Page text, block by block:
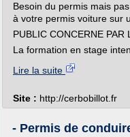
Besoin du permis mais
à votre permis voiture sur
PUBLIC CONCERNE PAR
La formation en stage
Lire la suite
Site : http://cerbobillot.fr
- Permis de